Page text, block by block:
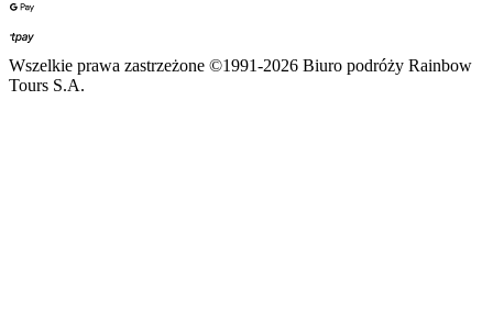
Wszelkie prawa zastrzeżone ©1991-2026 Biuro podróży Rainbow
Tours S.A.